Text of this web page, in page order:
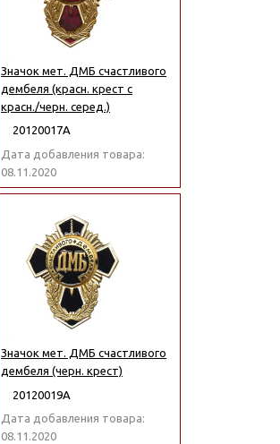
Значок мет. ДМБ счастливого
дембеля (красн. крест с
красн./черн. серед.)
20120017А
Дата добавления товара:
08.11.2020
Значок мет. ДМБ счастливого
дембеля (черн. крест)
20120019А
Дата добавления товара:
08.11.2020